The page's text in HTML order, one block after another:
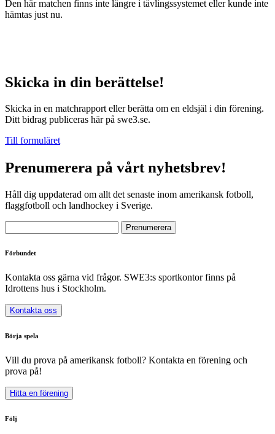
Den här matchen finns inte längre i tävlingssystemet eller kunde inte
hämtas just nu.
Skicka in din berättelse!
Skicka in en matchrapport eller berätta om en eldsjäl i din förening.
Ditt bidrag publiceras här på swe3.se.
Till formuläret
Prenumerera på vårt nyhetsbrev!
Håll dig uppdaterad om allt det senaste inom amerikansk fotboll,
flaggfotboll och landhockey i Sverige.
Förbundet
Kontakta oss gärna vid frågor. SWE3:s sportkontor finns på
Idrottens hus i Stockholm.
Kontakta oss
Börja spela
Vill du prova på amerikansk fotboll? Kontakta en förening och
prova på!
Hitta en förening
Följ